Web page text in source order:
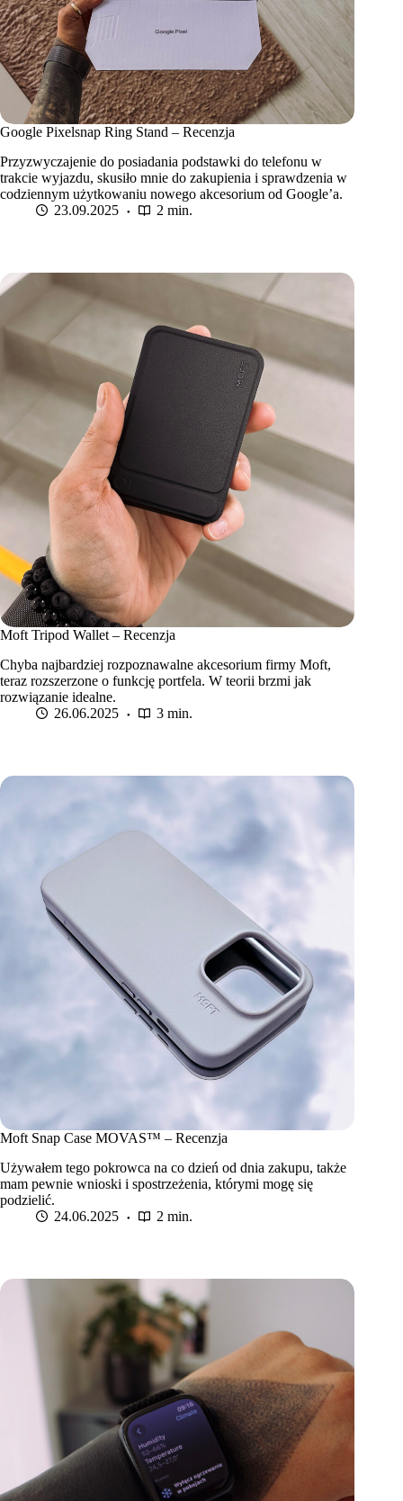
Google Pixelsnap Ring Stand – Recenzja
Przyzwyczajenie do posiadania podstawki do telefonu w
trakcie wyjazdu, skusiło mnie do zakupienia i sprawdzenia w
codziennym użytkowaniu nowego akcesorium od Google’a.
23.09.2025
2 min.
Moft Tripod Wallet – Recenzja
Chyba najbardziej rozpoznawalne akcesorium firmy Moft,
teraz rozszerzone o funkcję portfela. W teorii brzmi jak
rozwiązanie idealne.
26.06.2025
3 min.
Moft Snap Case MOVAS™ – Recenzja
Używałem tego pokrowca na co dzień od dnia zakupu, także
mam pewnie wnioski i spostrzeżenia, którymi mogę się
podzielić.
24.06.2025
2 min.